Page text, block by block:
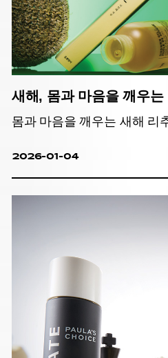
새해, 몸과 마음을 깨우
몸과 마음을 깨우는 새해 리
2026-01-04